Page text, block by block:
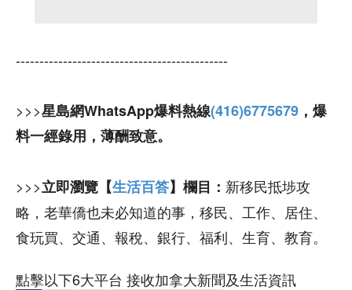
---------------------------------------------
>>>星島網WhatsApp爆料熱線(416)6775679 ，爆
料一經錄用，薄酬致意。
>>>立即瀏覽【生活百答】欄目： 新移民抵埗攻
略，老華僑也未必知道的事，移民、工作、居住、
食玩買、交通、報稅、銀行、福利、生育、教育。
點擊以下6大平台 接收加拿大新聞及生活資訊